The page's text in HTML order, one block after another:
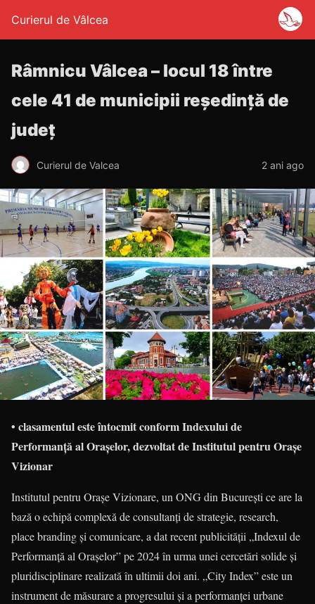
Curierul de Vâlcea
Râmnicu Vâlcea – locul 18 între
cele 41 de municipii reședință de
județ
Curierul de Valcea 2 ani ago
• clasamentul este întocmit conform Indexului de
Performanță al Orașelor, dezvoltat de Institutul pentru Orașe
Vizionar
Institutul pentru Orașe Vizionare, un ONG din București ce are la
bază o echipă complexă de consultanți de strategie, research,
place branding și comunicare, a dat recent publicității „Indexul de
Performanță al Orașelor” pe 2024 în urma unei cercetări solide și
pluridisciplinare realizată în ultimii doi ani. „City Index” este un
instrument de măsurare a progresului și a performanței urbane